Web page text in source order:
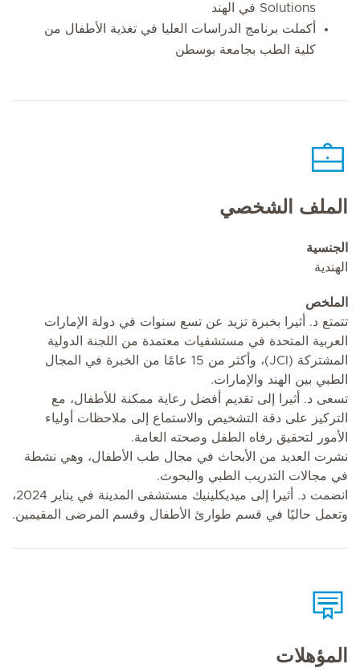
Solutions في الهند
أكملت برنامج الدراسات العليا في تغذية الأطفال من
كلية الطب بجامعة بوسطن
الملف الشخصي
الجنسية
الهندية
الملخص
تتمتع د. أثيرا بخبرة تزيد عن تسع سنوات في دولة الإمارات
العربية المتحدة في مستشفيات معتمدة من اللجنة الدولية
المشتركة (JCI)، وأكثر من 15 عامًا من الخبرة في المجال
الطبي بين الهند والإمارات.
تسعى د. أثيرا إلى تقديم أفضل رعاية ممكنة للأطفال، مع
التركيز على دقة التشخيص والاستماع إلى ملاحظات أولياء
الأمور لتحقيق رفاه الطفل وصحته العامة.
نشرت العديد من الأبحاث في مجال طب الأطفال، وهي نشطة
في مجالات التدريب الطبي والبحوث.
انضمت د. أثيرا إلى ميديكلينيك مستشفى المدينة في يناير 2024،
وتعمل حاليًا في قسم طوارئ الأطفال وقسم المرضى المقيمين.
المؤهلات